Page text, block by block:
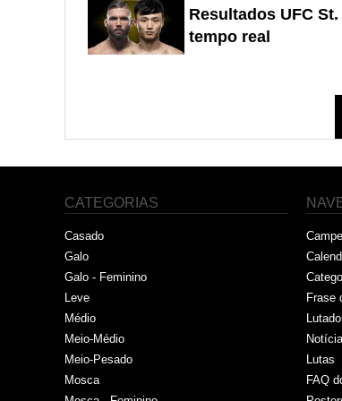
Resultados UFC
tempo real
CATEGORIAS
Casado
Galo
Galo - Feminino
Leve
Médio
Meio-Médio
Meio-Pesado
Mosca
Frase
Lutas
FAQ